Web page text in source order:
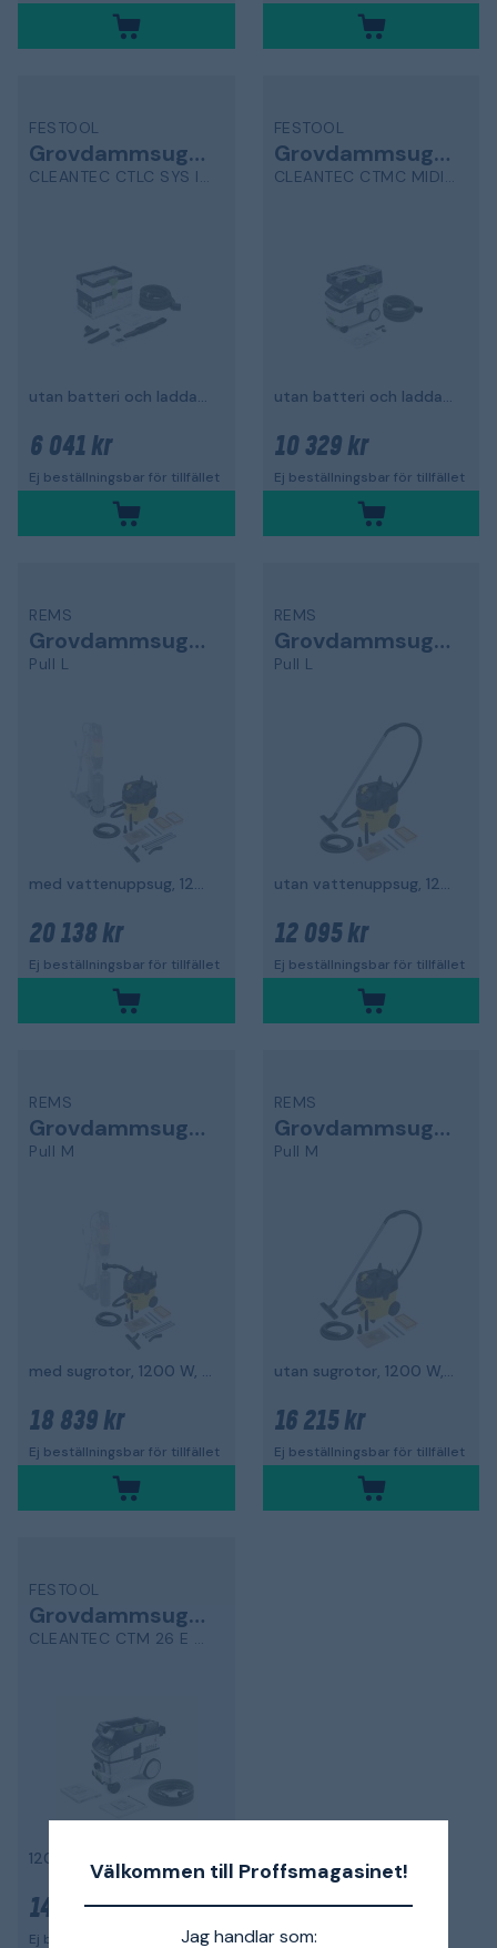
Välkommen till Proffsmagasinet!
Jag handlar som:
FESTOOL
Grovdammsugare
CLEANTEC CTLC SYS I-Basic
utan batteri och laddare, L-klass
6 041 kr
Ej beställningsbar för tillfället
FESTOOL
Grovdammsugare
CLEANTEC CTMC MIDI I-Basic
utan batteri och laddare, M-klass
10 329 kr
Ej beställningsbar för tillfället
REMS
Grovdammsugare
Pull L
med vattenuppsug, 1200 W, L-klass
20 138 kr
Ej beställningsbar för tillfället
REMS
Grovdammsugare
Pull L
utan vattenuppsug, 1200 W, L-klass
12 095 kr
Ej beställningsbar för tillfället
REMS
Grovdammsugare
Pull M
med sugrotor, 1200 W, M-klass
18 839 kr
Ej beställningsbar för tillfället
REMS
Grovdammsugare
Pull M
utan sugrotor, 1200 W, M-klass
16 215 kr
Ej beställningsbar för tillfället
FESTOOL
Grovdammsugare
CLEANTEC CTM 26 E AC
1200 W, M-klass
14 362 kr
Ej beställningsbar för tillfället